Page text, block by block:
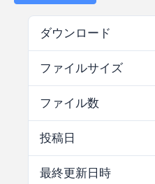
ダウンロード
ファイルサイズ
ファイル数
投稿日
最終更新日時